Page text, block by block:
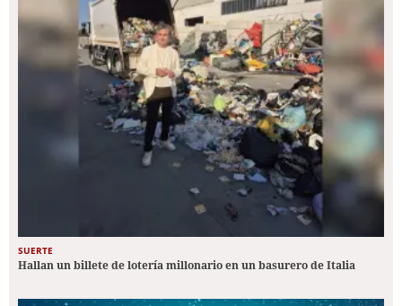
SUERTE
Hallan un billete de lotería millonario en un basurero de Italia